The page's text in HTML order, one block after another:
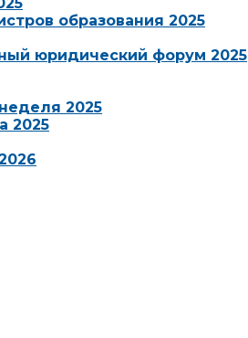
образования 2025
юридический форум 2025
2025
2025